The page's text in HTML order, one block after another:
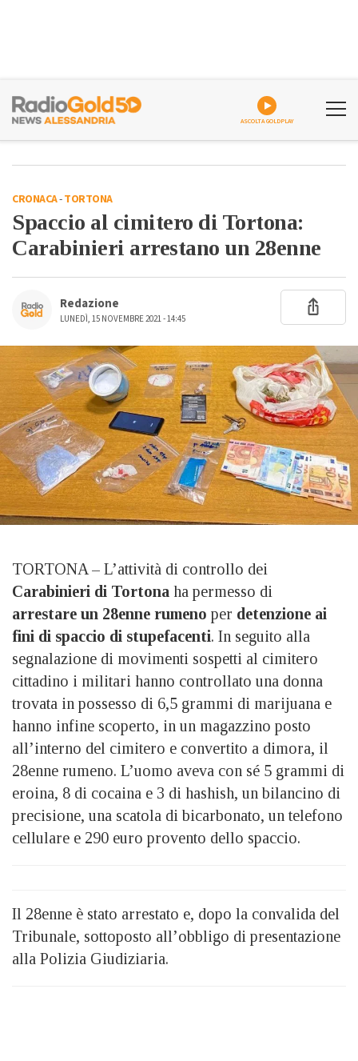
ASCOLTA GOLDPLAY
CRONACA-TORTONA
Spaccio al cimitero di Tortona:
Carabinieri arrestano un 28enne
Redazione
LUNEDÌ, 15 NOVEMBRE 2021 - 14:45
TORTONA – L’attività di controllo dei
Carabinieri di Tortona ha permesso di
arrestare un 28enne rumeno per detenzione ai
fini di spaccio di stupefacenti. In seguito alla
segnalazione di movimenti sospetti al cimitero
cittadino i militari hanno controllato una donna
trovata in possesso di 6,5 grammi di marijuana e
hanno infine scoperto, in un magazzino posto
all’interno del cimitero e convertito a dimora, il
28enne rumeno. L’uomo aveva con sé 5 grammi di
eroina, 8 di cocaina e 3 di hashish, un bilancino di
precisione, una scatola di bicarbonato, un telefono
cellulare e 290 euro provento dello spaccio.
Il 28enne è stato arrestato e, dopo la convalida del
Tribunale, sottoposto all’obbligo di presentazione
alla Polizia Giudiziaria.